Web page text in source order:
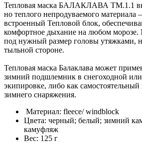
Тепловая маска БАЛАКЛАВА ТМ.1.1
но теплого непродуваемого материала
встроенный Тепловой блок,
комфортное дыхание на любом морозе.
под нужный размер головы утяжками,
тыльной стороне.
Тепловая маска Балаклава может
зимний подшлемник в снегоходной
экипировке, либо как
зимнего снаряжения.
Материал: fleece/ windblock
Цвета: черный; белый; зимний
камуфляж
Вес: 125 г